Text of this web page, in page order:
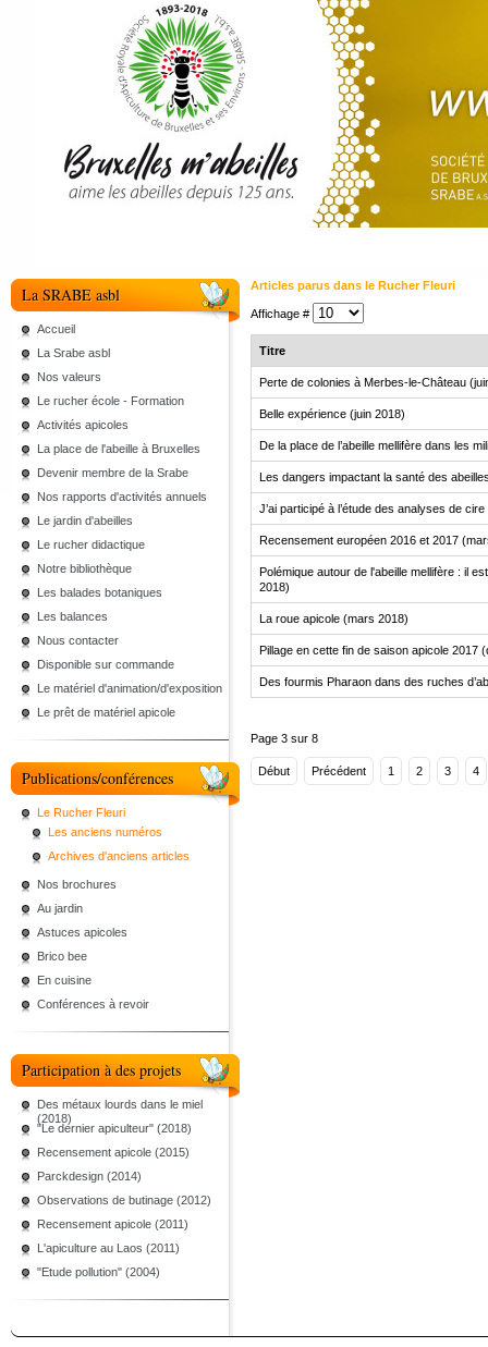
La SRABE asbl
Accueil
La Srabe asbl
Nos valeurs
Le rucher école - Formation
Activités apicoles
La place de l'abeille à Bruxelles
Devenir membre de la Srabe
Nos rapports d'activités annuels
Le jardin d'abeilles
Le rucher didactique
Notre bibliothèque
Les balades botaniques
Les balances
Nous contacter
Disponible sur commande
Le matériel d'animation/d'exposition
Le prêt de matériel apicole
Publications/conférences
Le Rucher Fleuri
Les anciens numéros
Archives d'anciens articles
Nos brochures
Au jardin
Astuces apicoles
Brico bee
En cuisine
Conférences à revoir
Participation à des projets
Des métaux lourds dans le miel
(2018)
"Le dernier apiculteur" (2018)
Recensement apicole (2015)
Parckdesign (2014)
Observations de butinage (2012)
Recensement apicole (2011)
L'apiculture au Laos (2011)
"Etude pollution" (2004)
Articles parus dans le Rucher Fleuri
Affichage #
Titre
Perte de colonies à Merbes-le-Château
Belle expérience (juin 2018)
De la place de l’abeille mellifère dans les
Les dangers impactant la santé des
J’ai participé à l’étude des analyses de
Recensement européen 2016 et 2017
Polémique autour de l'abeille mellifère : il
2018)
La roue apicole (mars 2018)
Pillage en cette fin de saison apicole 2017
Des fourmis Pharaon dans des ruches
Page 3 sur 8
Début Précédent 1 2 3 4